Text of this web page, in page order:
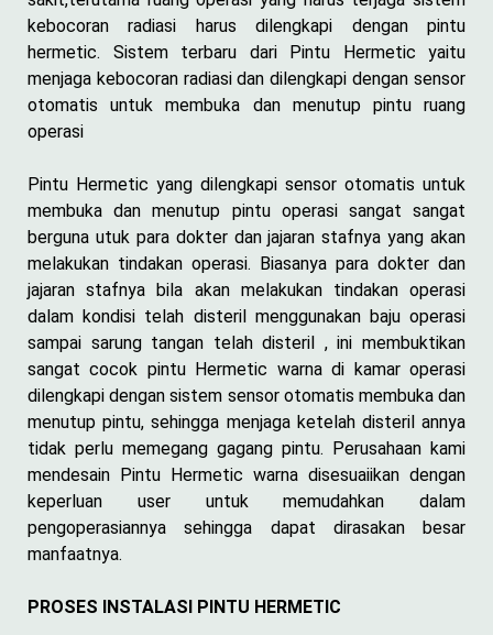
kebocoran radiasi harus dilengkapi dengan pintu
hermetic. Sistem terbaru dari Pintu Hermetic yaitu
menjaga kebocoran radiasi dan dilengkapi dengan sensor
otomatis untuk membuka dan menutup pintu ruang
operasi
Pintu Hermetic yang dilengkapi sensor otomatis untuk
membuka dan menutup pintu operasi sangat sangat
berguna utuk para dokter dan jajaran stafnya yang akan
melakukan tindakan operasi. Biasanya para dokter dan
jajaran stafnya bila akan melakukan tindakan operasi
dalam kondisi telah disteril menggunakan baju operasi
sampai sarung tangan telah disteril , ini membuktikan
sangat cocok pintu Hermetic warna di kamar operasi
dilengkapi dengan sistem sensor otomatis membuka dan
menutup pintu, sehingga menjaga ketelah disteril annya
tidak perlu memegang gagang pintu. Perusahaan kami
mendesain Pintu Hermetic warna disesuaiikan dengan
keperluan user untuk memudahkan dalam
pengoperasiannya sehingga dapat dirasakan besar
manfaatnya.
PROSES INSTALASI PINTU HERMETIC